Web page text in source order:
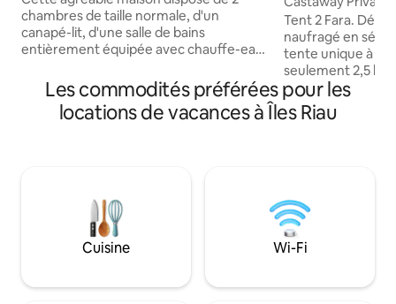
chambres de taille normale, d'un
canapé-lit, d'une salle de bains
entièrement équipée avec chauffe-eau,
télévision connectés à Internet, d'une
kitchenette de bonne taille équipée
d'équipements de cuisine et d'un espace
équipé d'une cour arrière et d'un patio
avant avec étang à poissons. Situé à
proximité du centre alimentaire, de la
zone commerciale, de la clinique et de
réfrigérateur et un coffre-fort sont
de Singapour 2
Tent 2 Fara.
naufragé en
tente unique à
seulement 2,5
mais vous aurez
une autre
cristallin et
protection de
améliorant les
des
depuis Batam est
de 50 $ SG/
Les commodités préférées pour les
locations de vacances à Îles Riau
Cuisine Wi-Fi